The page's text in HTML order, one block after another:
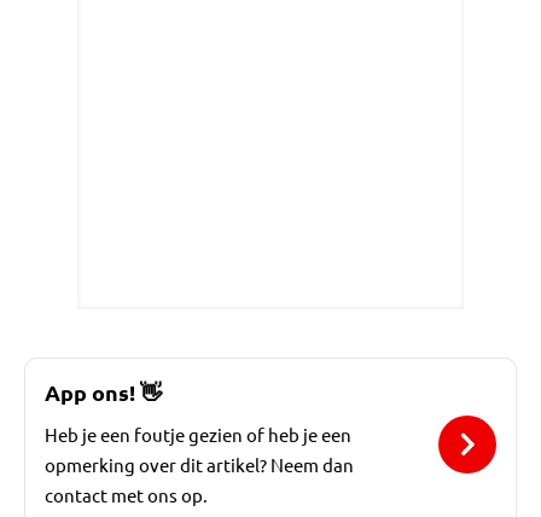
App ons!👋
Heb je een foutje gezien of heb je een
opmerking over dit artikel? Neem dan
contact met ons op.